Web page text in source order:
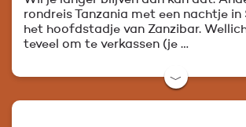
rondreis Tanzania met een nachtje
het hoofdstadje van Zanzibar.
teveel om te verkassen (je …
﹀